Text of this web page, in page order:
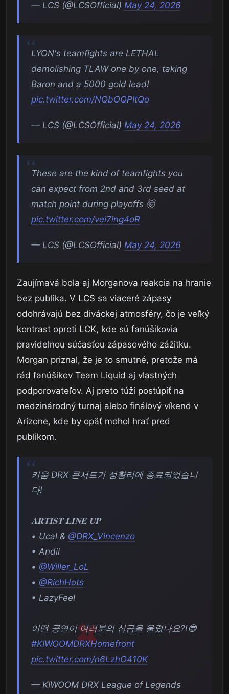
— LCS (@LCSOfficial) May 24, 2026
LYON's teamfights are LETHAL
demolishing TLAW one by one, taking
Baron and a 5000 gold lead!
pic.twitter.com/NQbOQPItQo
— LCS (@LCSOfficial) May 24, 2026
These are the kind of teamfights you
can expect from 2nd and 3rd seed at
match point during playoffs 🤯
pic.twitter.com/vei7ing4oR
— LCS (@LCSOfficial) May 24, 2026
Zaujímavá bola aj Morganova reakcia na hranie
bez publika. V LCS sa viaceré zápasy
odohrávajú bez diváckej atmosféry, čo je veľký
kontrast oproti LCK, kde sú fanúšikovia
pravidelnou súčasťou zápasového zážitku.
Morgan priznal, že je to smutné, pretože má
rád fanúšikov Team Liquid aj vlastných
podporovateľov. Aj preto túži postúpiť na
medzinárodný turnaj alebo finálový víkend v
Arizone, kde by opäť mohol hrať pred
publikom.
키움 DRX 콘서트가 성황리에 종료되었습니
다!
𝐀𝐑𝐓𝐈𝐒𝐓 𝐋𝐈𝐍𝐄 𝐔𝐏
• Ucal & @DRX_Vincenzo
• Andil
• @Willer_LoL
• @RichHots
• LazyFeel
어떤 공연이 여러분의 심금을 울렸나요?!😎
#KIWOOMDRXHomefront
pic.twitter.com/n6LzhO410K
— KIWOOM DRX League of Legends